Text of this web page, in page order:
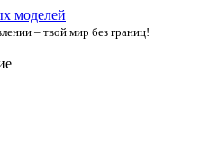
– твой мир без границ!